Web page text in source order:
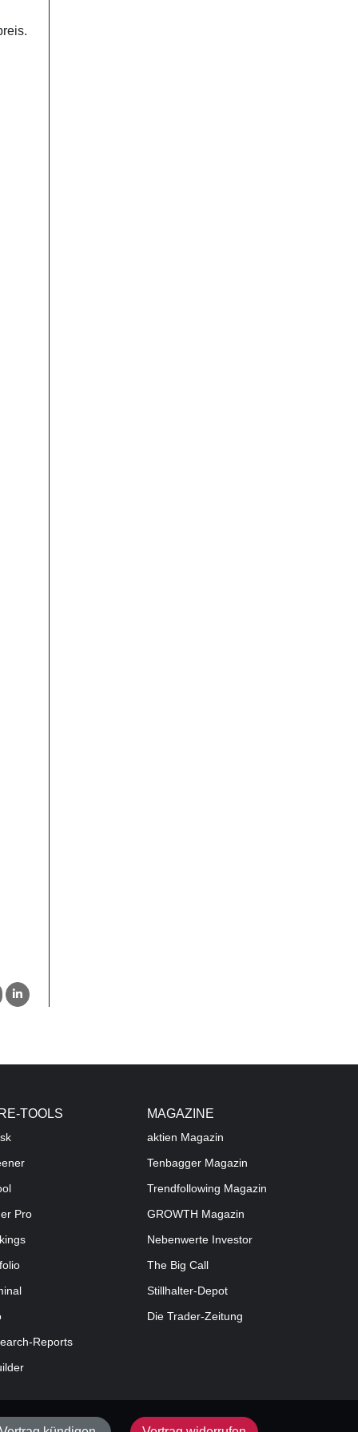
TOOLS
Pro
Reports
MAGAZINE
aktien Magazin
Tenbagger Magazin
Trendfollowing Magazin
GROWTH Magazin
Nebenwerte Investor
The Big Call
Stillhalter-Depot
Die Trader-Zeitung